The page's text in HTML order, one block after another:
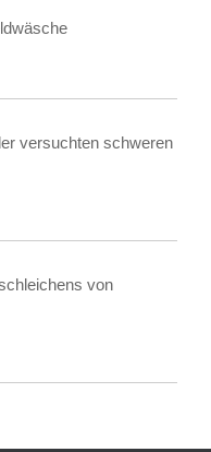
versuchten schweren
von